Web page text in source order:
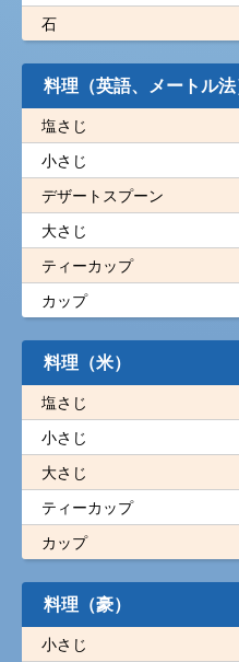
石
料理（英語、メートル法
塩さじ
小さじ
デザートスプーン
大さじ
ティーカップ
カップ
料理（米）
塩さじ
小さじ
大さじ
ティーカップ
カップ
料理（豪）
小さじ